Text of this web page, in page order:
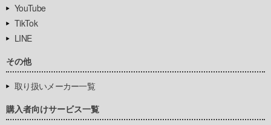
YouTube
TikTok
LINE
その他
取り扱いメーカー一覧
購入者向けサービス一覧